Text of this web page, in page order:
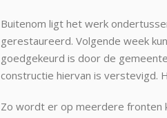
Buitenom ligt het werk
gerestaureerd. Volgende week
goedgekeurd is door de
constructie hiervan is verstevigd.
Zo wordt er op meerdere fronten